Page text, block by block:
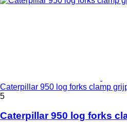
Caterpillar 950 log forks clamp
5
Caterpillar 950 log forks